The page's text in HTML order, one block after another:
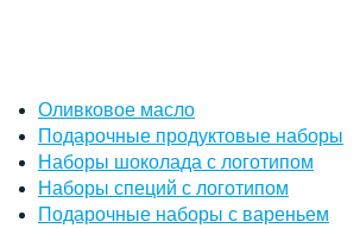
Оливковое масло
Подарочные продуктовые наборы
Наборы шоколада с логотипом
Наборы специй с логотипом
Подарочные наборы с вареньем